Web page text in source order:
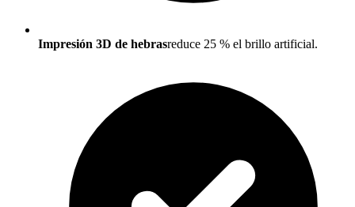
Impresión 3D de hebrasreduce 25 % el brillo artificial.